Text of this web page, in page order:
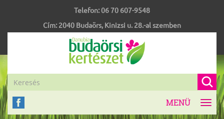
Telefon:06 70 607-9548
Cím: 2040 Budaörs, Kinizsi u. 28.-al szemben
MENÜ